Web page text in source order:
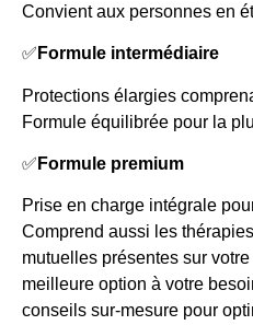
Convient aux personnes en
✅ Formule intermédiaire
Protections élargies
Formule équilibrée pour la
✅ Formule premium
Prise en charge intégrale
Comprend aussi les
mutuelles présentes sur
meilleure option à votre
conseils sur-mesure pour